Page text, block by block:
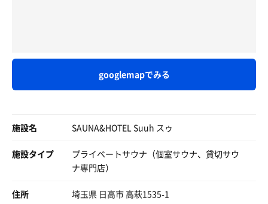
その他アメニティーまで
女性にはうれしいドライヤー、カールドライヤー、ヘアア
2名用のコンパクトなサ室(2段)
設定は90℃程度にしてるそう
Bluetoothスピーカーで音楽を流す🎶
ウナへ。
再び8分程蒸された後水風呂へ。
その後時間を最大まで利用し4セット堪能。
今までは個室サウナは川口が一番安くて水風呂もありいい
と思っていたが、それを越える個室サウナを見つけてしま
しかも職場からも30分圏内で行けるし、駐車場も完備さ
ったら今度は3時間コースで再訪したいと思います！
googlemapでみる
施設名 SAUNA&HOTEL Suuh スゥ
施設タイプ
プライベートサウナ（個室サウナ、貸切サウ
ナ専門店）
住所 埼玉県 日高市 高萩1535-1